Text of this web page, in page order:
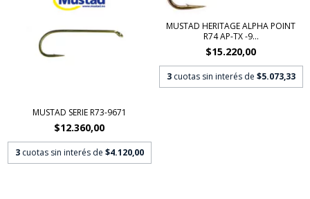
MUSTAD SERIE R73-9671
$12.360,00
3 cuotas sin interés de $4.120,00
MUSTAD HERITAGE ALPHA POINT
R74 AP-TX -9...
$15.220,00
3 cuotas sin interés de $5.073,33